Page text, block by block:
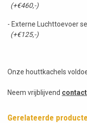
(+€460,-)
- Externe Luchttoevoer
(+€125,-)
Onze houttkachels
Neem vrijblijvend contact
Gerelateerde